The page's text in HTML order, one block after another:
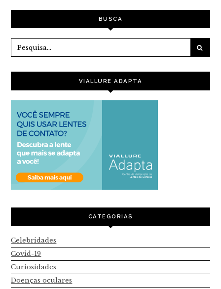
POST
BUSCA
VIALLURE ADAPTA
CATEGORIAS
Celebridades
Covid-19
Curiosidades
Doenças oculares